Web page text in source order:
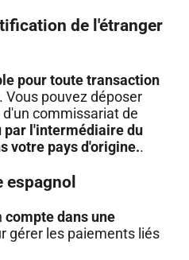
de l'étranger
pour toute transaction
Vous pouvez déposer
commissariat de
par l'intermédiaire du
votre pays d'origine..
espagnol
compte dans une
gérer les paiements liés